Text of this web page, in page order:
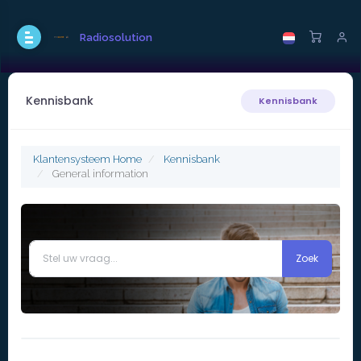
Radiosolution
Kennisbank Kennisbank
Klantensysteem Home
Kennisbank
General information